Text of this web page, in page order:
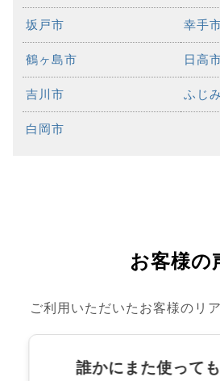
坂戸市 幸手
鶴ヶ島市 日高
吉川市 ふじ
白岡市
お客様の
ご利用いただいたお客様のリ
誰かにまた使って